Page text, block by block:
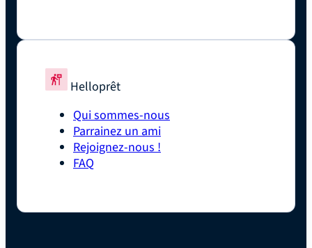
Helloprêt
Qui sommes-nous
Parrainez un ami
Rejoignez-nous !
FAQ